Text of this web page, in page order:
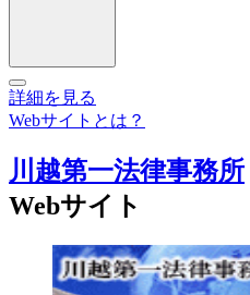
詳細を見る
Webサイトとは？
川越第一法律事務所
Webサイト